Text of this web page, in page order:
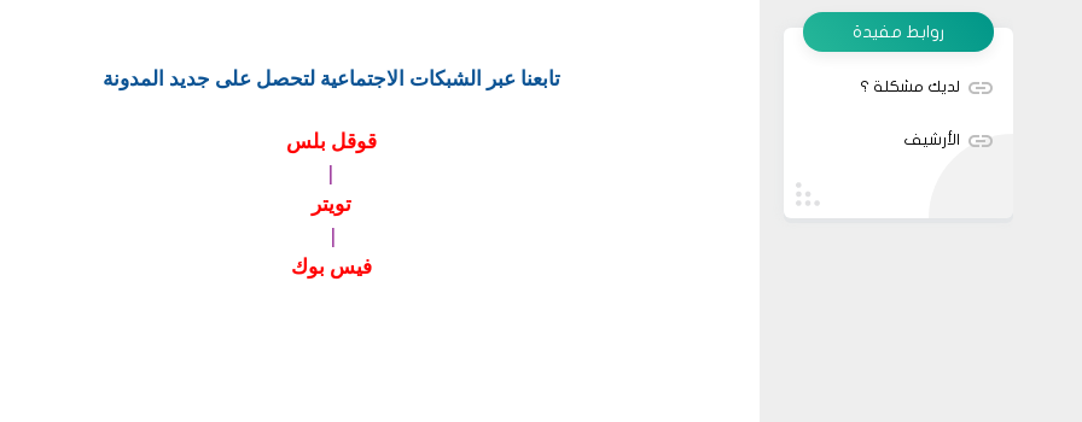
تابعنا عبر الشبكات الاجتماعية لتحصل على جديد المدونة
قوقل بلس
|
تويتر
|
فيس بوك
روابط مفيدة
لديك مشكلة ؟
الأرشيف